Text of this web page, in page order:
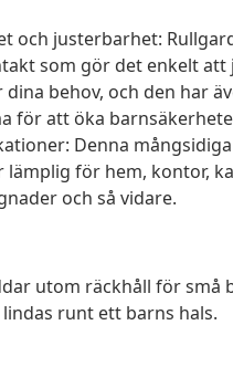
och justerbarhet:
som gör det enkelt att
behov, och den har
för att öka
Denna mångsidiga
för hem, kontor,
och så vidare.
utom räckhåll för små
runt ett barns hals.